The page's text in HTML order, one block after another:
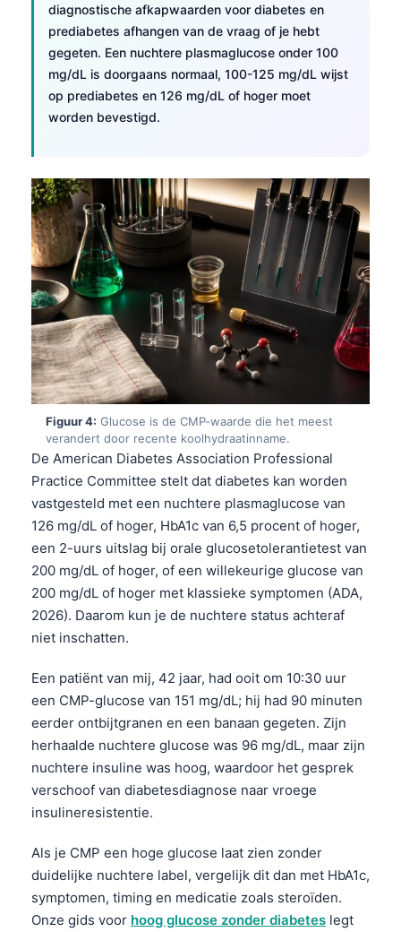
diagnostische afkapwaarden voor diabetes en
prediabetes afhangen van de vraag of je hebt
gegeten. Een nuchtere plasmaglucose onder 100
mg/dL is doorgaans normaal, 100-125 mg/dL wijst
op prediabetes en 126 mg/dL of hoger moet
worden bevestigd.
Figuur 4: Glucose is de CMP-waarde die het meest
verandert door recente koolhydraatinname.
De American Diabetes Association Professional
Practice Committee stelt dat diabetes kan worden
vastgesteld met een nuchtere plasmaglucose van
126 mg/dL of hoger, HbA1c van 6,5 procent of hoger,
een 2-uurs uitslag bij orale glucosetolerantietest van
200 mg/dL of hoger, of een willekeurige glucose van
200 mg/dL of hoger met klassieke symptomen (ADA,
2026). Daarom kun je de nuchtere status achteraf
niet inschatten.
Een patiënt van mij, 42 jaar, had ooit om 10:30 uur
een CMP-glucose van 151 mg/dL; hij had 90 minuten
eerder ontbijtgranen en een banaan gegeten. Zijn
herhaalde nuchtere glucose was 96 mg/dL, maar zijn
nuchtere insuline was hoog, waardoor het gesprek
verschoof van diabetesdiagnose naar vroege
insulineresistentie.
Als je CMP een hoge glucose laat zien zonder
duidelijke nuchtere label, vergelijk dit dan met HbA1c,
symptomen, timing en medicatie zoals steroïden.
Onze gids voor hoog glucose zonder diabetes legt